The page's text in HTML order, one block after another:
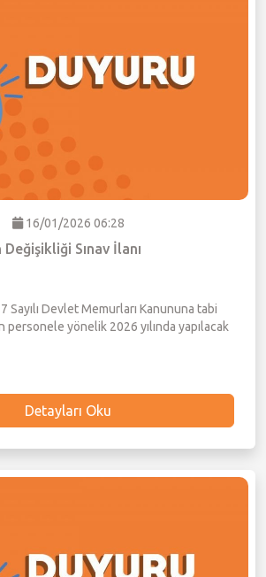
16/01/2026 06:28
Değişikliği Sınav İlanı
Sayılı Devlet Memurları Kanununa tabi
personele yönelik 2026 yılında yapılacak
Detayları Oku